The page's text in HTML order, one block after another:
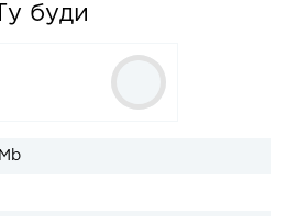
Ту буди